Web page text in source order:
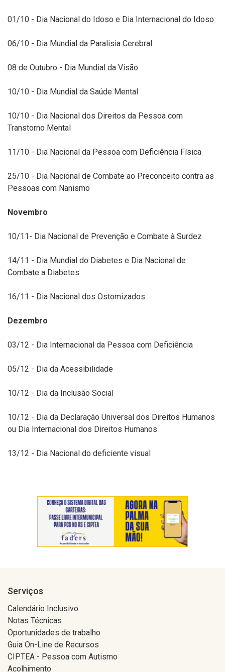
01/10 - Dia Nacional do Idoso e Dia Internacional do Idoso
06/10 - Dia Mundial da Paralisia Cerebral
08 de Outubro - Dia Mundial da Visão
10/10 - Dia Mundial da Saúde Mental
10/10 - Dia Nacional dos Direitos da Pessoa com
Transtorno Mental
11/10 - Dia Nacional da Pessoa com Deficiência Física
25/10 - Dia Nacional de Combate ao Preconceito contra as
Pessoas com Nanismo
Novembro
10/11- Dia Nacional de Prevenção e Combate à Surdez
14/11 - Dia Mundial do Diabetes e Dia Nacional de
Combate a Diabetes
16/11 - Dia Nacional dos Ostomizados
Dezembro
03/12 - Dia Internacional da Pessoa com Deficiência
05/12 - Dia da Acessibilidade
10/12 - Dia da Inclusão Social
10/12 - Dia da Declaração Universal dos Direitos Humanos
ou Dia Internacional dos Direitos Humanos
13/12 - Dia Nacional do deficiente visual
Serviços
Calendário Inclusivo
Notas Técnicas
Oportunidades de trabalho
Guia On-Line de Recursos
CIPTEA - Pessoa com Autismo
Acolhimento